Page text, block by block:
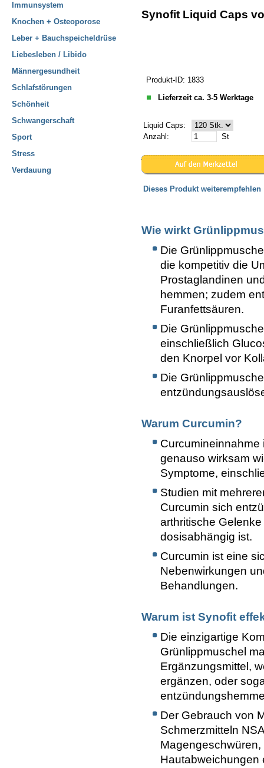
Immunsystem
Knochen + Osteoporose
Leber + Bauchspeicheldrüse
Liebesleben / Libido
Männergesundheit
Schlafstörungen
Schönheit
Schwangerschaft
Sport
Stress
Verdauung
Synofit Liquid Caps
Produkt-ID: 1833
Lieferzeit ca. 3-5 Werktage
Liquid Caps:
Anzahl:
St
Dieses Produkt weiterempfehlen
Wie wirkt
Die
die kompetitiv die
Prostaglandinen
hemmen; zudem
Furanfettsäuren.
Die
einschließlich
den Knorpel vor
Die
Warum Curcumin?
genauso wirksam
Symptome,
Studien mit
Curcumin sich
arthritische
dosisabhängig ist.
Curcumin ist eine
Nebenwirkungen
Behandlungen.
Warum ist Synofit
Die einzigartige
Grünlippmuschel
Ergänzungsmittel,
ergänzen, oder
Der Gebrauch von
Schmerzmitteln
Hautabweichungen